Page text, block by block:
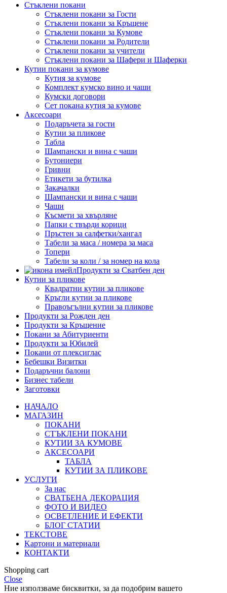
Стъклени покани
Стъклени покани за Гости
Стъклени покани за Кръщене
Стъклени покани за Кумове
Стъклени покани за Родители
Стъклени покани за учители
Стъклени покани за Шафери и Шаферки
Кутии покани за кумове
Кутия за кумове
Комплект кумско вино и чаши
Кумски договори
Сет покана кутия за кумове
Аксесоари
Подаръчета за гости
Кутии за пликове
Табла
Шампански и вина с чаши
Бутониери
Гривни
Етикети за бутилка
Закачалки
Шампански и вина с чаши
Чаши
Късмети за хвърляне
Папки с твърди корици
Пръстен за салфетки/хангал
Табели за маса / номера за маса
Топери
Табели за коли / за номер на кола
Продукти за Сватбен ден
Кутии за пликове
Квадратни кутии за пликове
Кръгли кутии за пликове
Правоъгълни кутии за пликове
Продукти за Рожден ден
Продукти за Кръщение
Покани за Абитуриенти
Продукти за Юбилей
Покани от плексиглас
Бебешки Визитки
Подаръчни балони
Бизнес табели
Заготовки
НАЧАЛО
МАГАЗИН
ПОКАНИ
СТЪКЛЕНИ ПОКАНИ
КУТИИ ЗА КУМОВЕ
АКСЕСОАРИ
ТАБЛА
КУТИИ ЗА ПЛИКОВЕ
УСЛУГИ
За нас
СВАТБЕНА ДЕКОРАЦИЯ
ФОТО И ВИДЕО
ОСВЕТЛЕНИЕ И ЕФЕКТИ
БЛОГ СТАТИИ
ТЕКСТОВЕ
Kартони и материали
КОНТАКТИ
Shopping cart
Close
Ние използваме бисквитки, за да подобрим вашето